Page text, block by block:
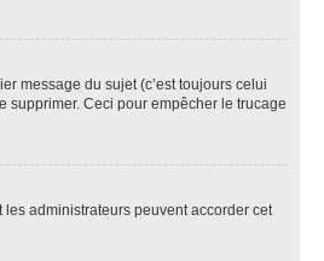
message du sujet (c’est toujours celui
supprimer. Ceci pour empêcher le trucage
administrateurs peuvent accorder cet